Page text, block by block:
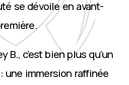
se dévoile en avant-
B., c’est bien plus qu’un
une immersion raffinée